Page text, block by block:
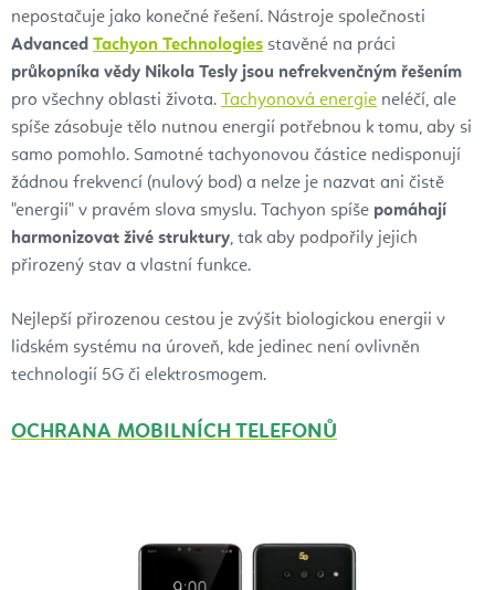
nepostačuje jako konečné řešení. Nástroje společnosti
Advanced Tachyon Technologies stavěné na práci
průkopníka vědy Nikola Tesly jsou nefrekvenčným řešením
pro všechny oblasti života. Tachyonová energie neléčí, ale
spíše zásobuje tělo nutnou energií potřebnou k tomu, aby si
samo pomohlo. Samotné tachyonovou částice nedisponují
žádnou frekvencí (nulový bod) a nelze je nazvat ani čistě
"energií" v pravém slova smyslu. Tachyon spíše pomáhají
harmonizovat živé struktury, tak aby podpořily jejich
přirozený stav a vlastní funkce.
Nejlepší přirozenou cestou je zvýšit biologickou energii v
lidském systému na úroveň, kde jedinec není ovlivněn
technologií 5G či elektrosmogem.
OCHRANA MOBILNÍCH TELEFONŮ